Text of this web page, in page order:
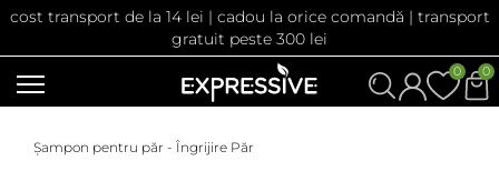
cost transport de la 14 lei | cadou la orice comandă | transport
gratuit peste 300 lei
0
0
Șampon pentru păr - Îngrijire Păr